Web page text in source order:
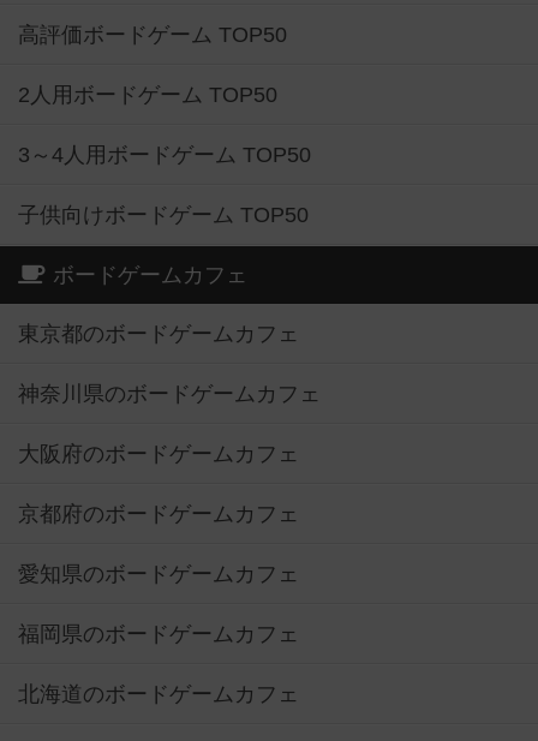
高評価ボードゲーム TOP50
2人用ボードゲーム TOP50
3～4人用ボードゲーム TOP50
子供向けボードゲーム TOP50
ボードゲームカフェ
東京都のボードゲームカフェ
神奈川県のボードゲームカフェ
大阪府のボードゲームカフェ
京都府のボードゲームカフェ
愛知県のボードゲームカフェ
福岡県のボードゲームカフェ
北海道のボードゲームカフェ